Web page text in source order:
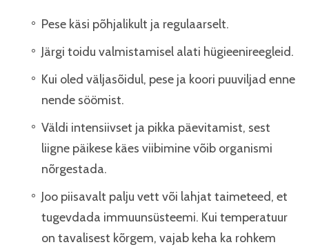
Pese käsi põhjalikult ja regulaarselt.
Järgi toidu valmistamisel alati hügieenireegleid.
Kui oled väljasõidul, pese ja koori puuviljad enne
nende söömist.
Väldi intensiivset ja pikka päevitamist, sest
liigne päikese käes viibimine võib organismi
nõrgestada.
Joo piisavalt palju vett või lahjat taimeteed, et
tugevdada immuunsüsteemi. Kui temperatuur
on tavalisest kõrgem, vajab keha ka rohkem